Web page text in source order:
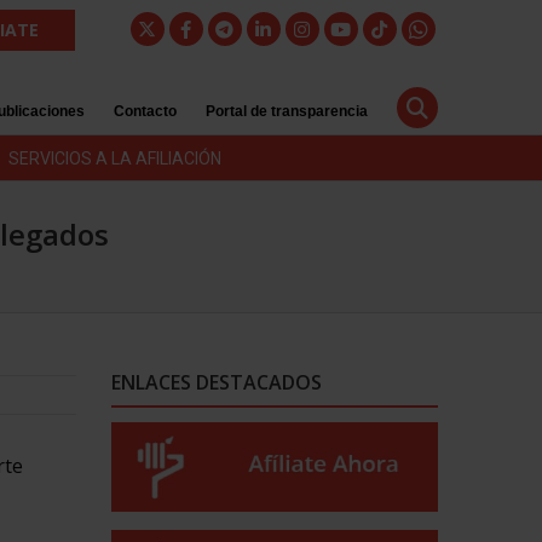
Contacto Portal de transparencia
SERVICIOS A LA AFILIACIÓN
ENLACES DESTACADOS